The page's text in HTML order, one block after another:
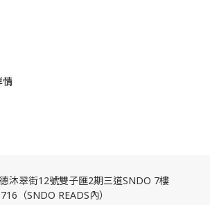
情
沐翠街12號雙子匯2期三道SNDO 7樓
716（SNDO READS內）